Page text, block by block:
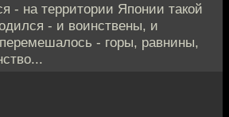
- на территории Японии такой
- и воинствены, и
- горы, равнины,